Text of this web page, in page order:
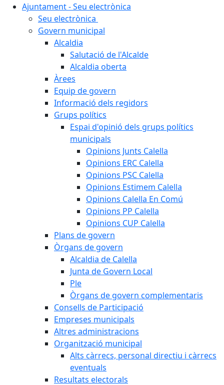
Ajuntament - Seu electrònica
Seu electrònica
Govern municipal
Alcaldia
Salutació de l'Alcalde
Alcaldia oberta
Àrees
Equip de govern
Informació dels regidors
Grups polítics
Espai d'opinió dels grups polítics
municipals
Opinions Junts Calella
Opinions ERC Calella
Opinions PSC Calella
Opinions Estimem Calella
Opinions Calella En Comú
Opinions PP Calella
Opinions CUP Calella
Plans de govern
Òrgans de govern
Alcaldia de Calella
Junta de Govern Local
Ple
Òrgans de govern complementaris
Consells de Participació
Empreses municipals
Altres administracions
Organització municipal
Alts càrrecs, personal directiu i càrrecs
eventuals
Resultats electorals